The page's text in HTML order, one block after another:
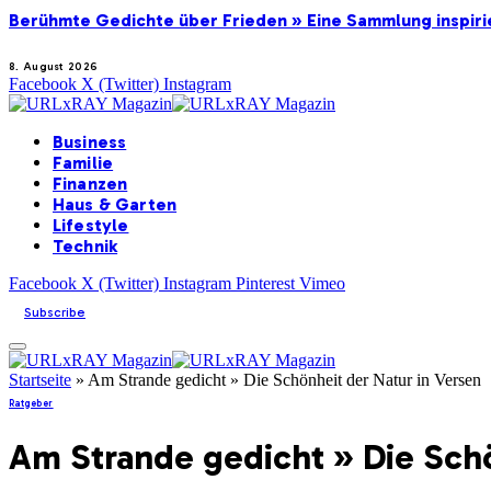
Berühmte Gedichte über Frieden » Eine Sammlung
8. August 2026
Facebook X (Twitter) Instagram
Business
Familie
Finanzen
Haus & Garten
Lifestyle
Technik
Facebook X (Twitter) Instagram Pinterest Vimeo
Subscribe
Startseite » Am Strande gedicht » Die Schönheit der Natur in Versen
Ratgeber
Am Strande gedicht » Die